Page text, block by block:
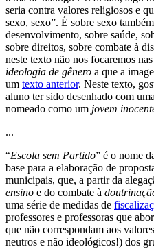
seria contra valores religiosos e
sexo, sexo”. É sobre sexo
desenvolvimento, sobre saúde,
sobre direitos, sobre combate à
neste texto não nos focaremos
ideologia de gênero a que a
um texto anterior. Neste texto,
aluno ter sido desenhado com
nomeado como um jovem
...
“Escola sem Partido” é o nome
base para a elaboração de
municipais, que, a partir da
ensino e do combate à
uma série de medidas de
professores e professoras que
que não correspondam aos
neutros e não ideológicos!) dos